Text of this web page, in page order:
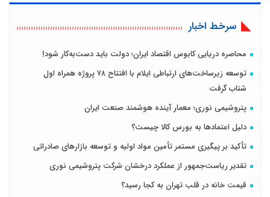
سرخط اخبار
محاصره دریایی کابوس اقتصاد ایران؛ دولت باید دست‌به‌کار شود!
توسعه زیرساخت‌های ارتباطی ایلام با افتتاح ۷۸ پروژه همراه اول
شتاب گرفت
پتروشیمی نوری؛ معمار آینده هوشمند صنعت ایران
دلیل اعتمادها به بورس کالا چیست؟
تأکید بر پیگیری مستمر تأمین مواد اولیه و توسعه بازارهای صادراتی
تقدیر ریاست‌جمهور از عملکرد درخشان شرکت پتروشیمی نوری
قیمت خانه در قلب تهران به کجا رسید؟